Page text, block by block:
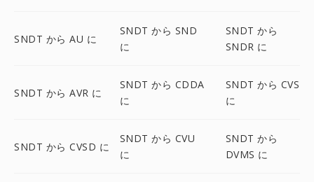
SNDT から AU に
SNDT から SND
に
SNDT から
SNDR に
SNDT から AVR に
SNDT から CDDA
に
SNDT から CVS
に
SNDT から CVSD に
SNDT から CVU
に
SNDT から
DVMS に